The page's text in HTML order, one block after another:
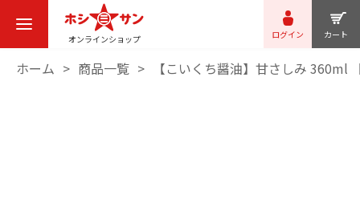
オンラインショップ ログイン カート
ホーム 商品一覧 【こいくち醤油】甘さしみ 360ml